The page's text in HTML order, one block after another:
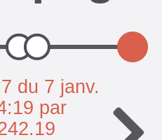
du 7 janv.
par